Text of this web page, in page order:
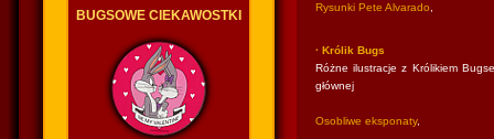
BUGSOWE CIEKAWOSTKI
Rysunki Pete Alvarado
· Królik Bugs
Różne ilustracje z Królikiem
głównej
Osobliwe eksponaty,